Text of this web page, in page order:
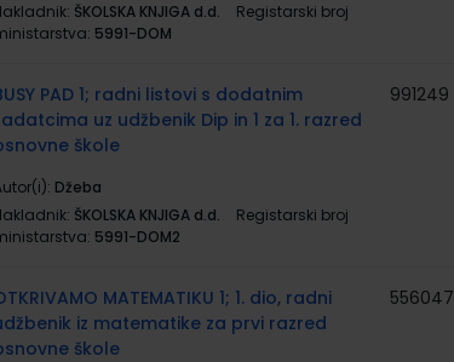
ŠKOLSKA KNJIGA d.d.
Registarski broj
5991-DOM
PAD 1; radni listovi s dodatnim
uz udžbenik Dip in 1 za 1. razred
škole
Džeba
ŠKOLSKA KNJIGA d.d.
Registarski broj
5991-DOM2
991249
MATEMATIKU 1; 1. dio, radni
iz matematike za prvi razred
škole
556047